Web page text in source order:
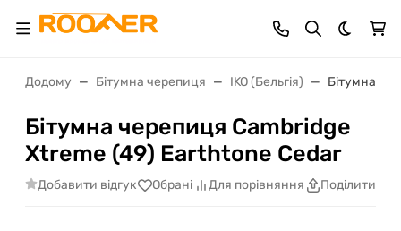
Dark
Додому Бітумна черепиця IKO (Бельгія) Бітумна
Бітумна черепиця Cambridge
Xtreme (49) Earthtone Cedar
Добавити відгук Обрані Для порівняння Поділитися